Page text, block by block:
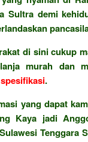
Sultra demi
di sini cukup
murah dan
spesifikasi.
yang dapat
Kaya jadi
Tenggara